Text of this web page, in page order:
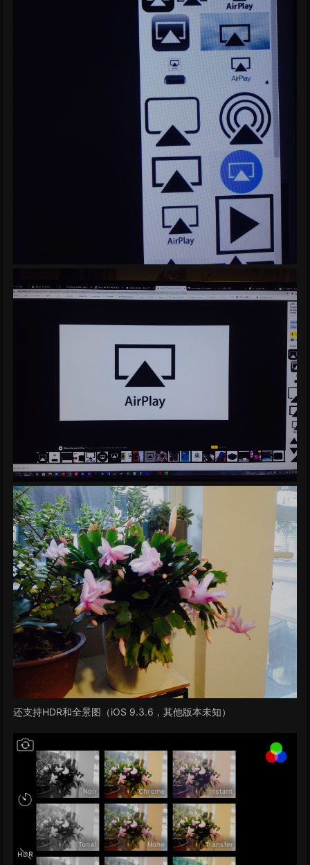
还支持HDR和全景图（iOS 9.3.6，其他版本未知）